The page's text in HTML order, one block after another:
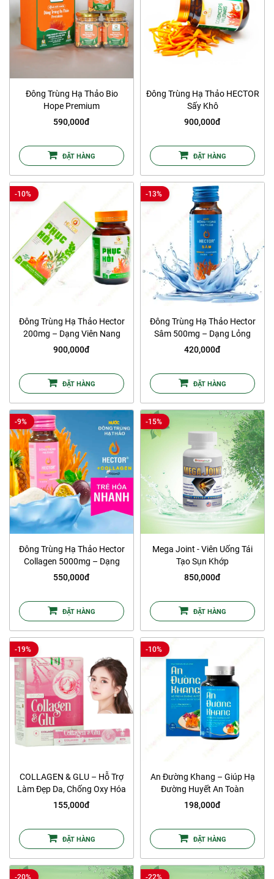
Đông Trùng Hạ Thảo Bio
Hope Premium
590,000đ
ĐẶT HÀNG
Đông Trùng Hạ Thảo HECTOR
Sấy Khô
900,000đ
ĐẶT HÀNG
-10%
Đông Trùng Hạ Thảo Hector
200mg – Dạng Viên Nang
900,000đ
ĐẶT HÀNG
-13%
Đông Trùng Hạ Thảo Hector
Sâm 500mg – Dạng Lỏng
420,000đ
ĐẶT HÀNG
-9%
Đông Trùng Hạ Thảo Hector
Collagen 5000mg – Dạng
Lỏng
550,000đ
ĐẶT HÀNG
-15%
Mega Joint - Viên Uống Tái
Tạo Sụn Khớp
850,000đ
ĐẶT HÀNG
-19%
COLLAGEN & GLU – Hỗ Trợ
Làm Đẹp Da, Chống Oxy Hóa
155,000đ
ĐẶT HÀNG
-10%
An Đường Khang – Giúp Hạ
Đường Huyết An Toàn
198,000đ
ĐẶT HÀNG
-20% -22%